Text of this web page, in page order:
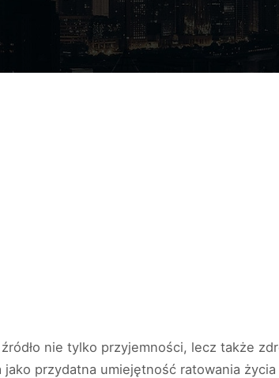
nie tylko przyjemności, lecz także
przydatna umiejętność ratowania życia